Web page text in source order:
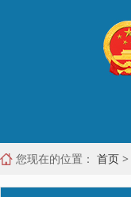
您现在的位置： 首页 >